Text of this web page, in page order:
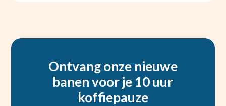
Ontvang onze nieuwe
banen voor je 10 uur
koffiepauze